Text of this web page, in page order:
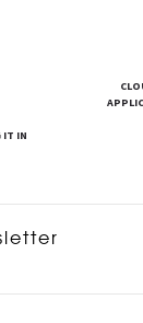
IT IN